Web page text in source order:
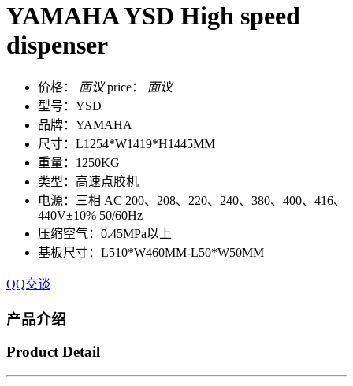
YAMAHA YSD High speed
dispenser
价格： 面议 price：
面议
型号：YSD
品牌：YAMAHA
尺寸：L1254*W1419*H1445MM
重量：1250KG
类型：高速点胶机
电源：三相 AC 200、208、220、240、380、400、416、
440V±10% 50/60Hz
压缩空气：0.45MPa以上
基板尺寸：L510*W460MM-L50*W50MM
QQ交谈
产品介绍
Product Detail